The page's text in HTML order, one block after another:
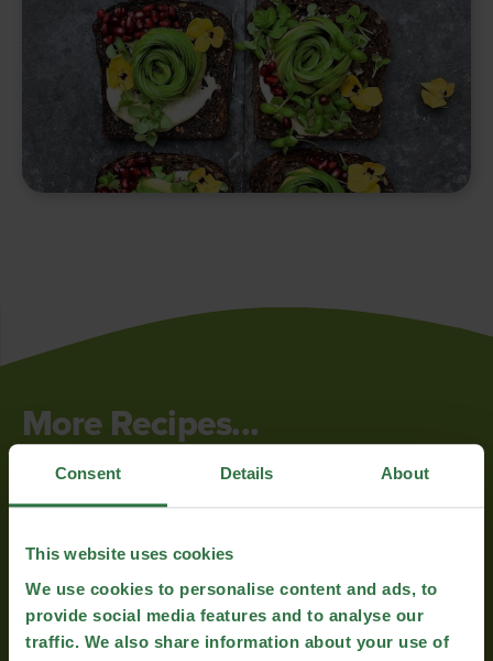
Consent Details About
This website uses cookies
We use cookies to personalise content and ads, to
provide social media features and to analyse our
traffic. We also share information about your use of
More Recipes...